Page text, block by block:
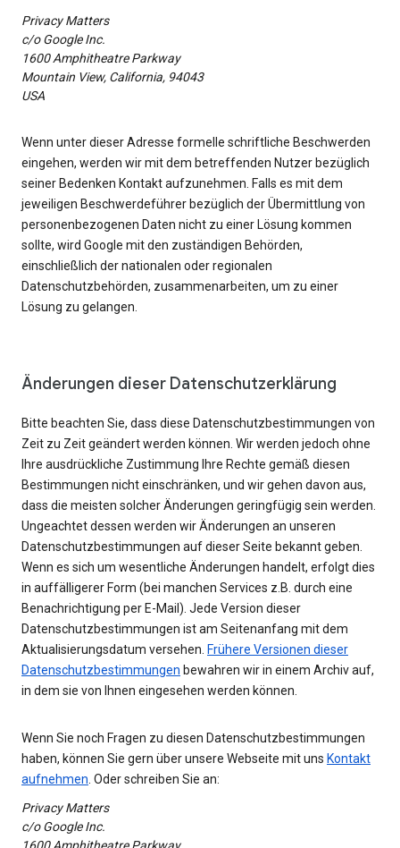
Privacy Matters
c/o Google Inc.
1600 Amphitheatre Parkway
Mountain View, California, 94043
USA
Wenn unter dieser Adresse formelle schriftliche Beschwerden
eingehen, werden wir mit dem betreffenden Nutzer bezüglich
seiner Bedenken Kontakt aufzunehmen. Falls es mit dem
jeweiligen Beschwerdeführer bezüglich der Übermittlung von
personenbezogenen Daten nicht zu einer Lösung kommen
sollte, wird Google mit den zuständigen Behörden,
einschließlich der nationalen oder regionalen
Datenschutzbehörden, zusammenarbeiten, um zu einer
Lösung zu gelangen.
Änderungen dieser Datenschutzerklärung
Bitte beachten Sie, dass diese Datenschutzbestimmungen von
Zeit zu Zeit geändert werden können. Wir werden jedoch ohne
Ihre ausdrückliche Zustimmung Ihre Rechte gemäß diesen
Bestimmungen nicht einschränken, und wir gehen davon aus,
dass die meisten solcher Änderungen geringfügig sein werden.
Ungeachtet dessen werden wir Änderungen an unseren
Datenschutzbestimmungen auf dieser Seite bekannt geben.
Wenn es sich um wesentliche Änderungen handelt, erfolgt dies
in auffälligerer Form (bei manchen Services z.B. durch eine
Benachrichtigung per E-Mail). Jede Version dieser
Datenschutzbestimmungen ist am Seitenanfang mit dem
Aktualisierungsdatum versehen. Frühere Versionen dieser
Datenschutzbestimmungen bewahren wir in einem Archiv auf,
in dem sie von Ihnen eingesehen werden können.
Wenn Sie noch Fragen zu diesen Datenschutzbestimmungen
haben, können Sie gern über unsere Webseite mit uns Kontakt
aufnehmen . Oder schreiben Sie an:
Privacy Matters
c/o Google Inc.